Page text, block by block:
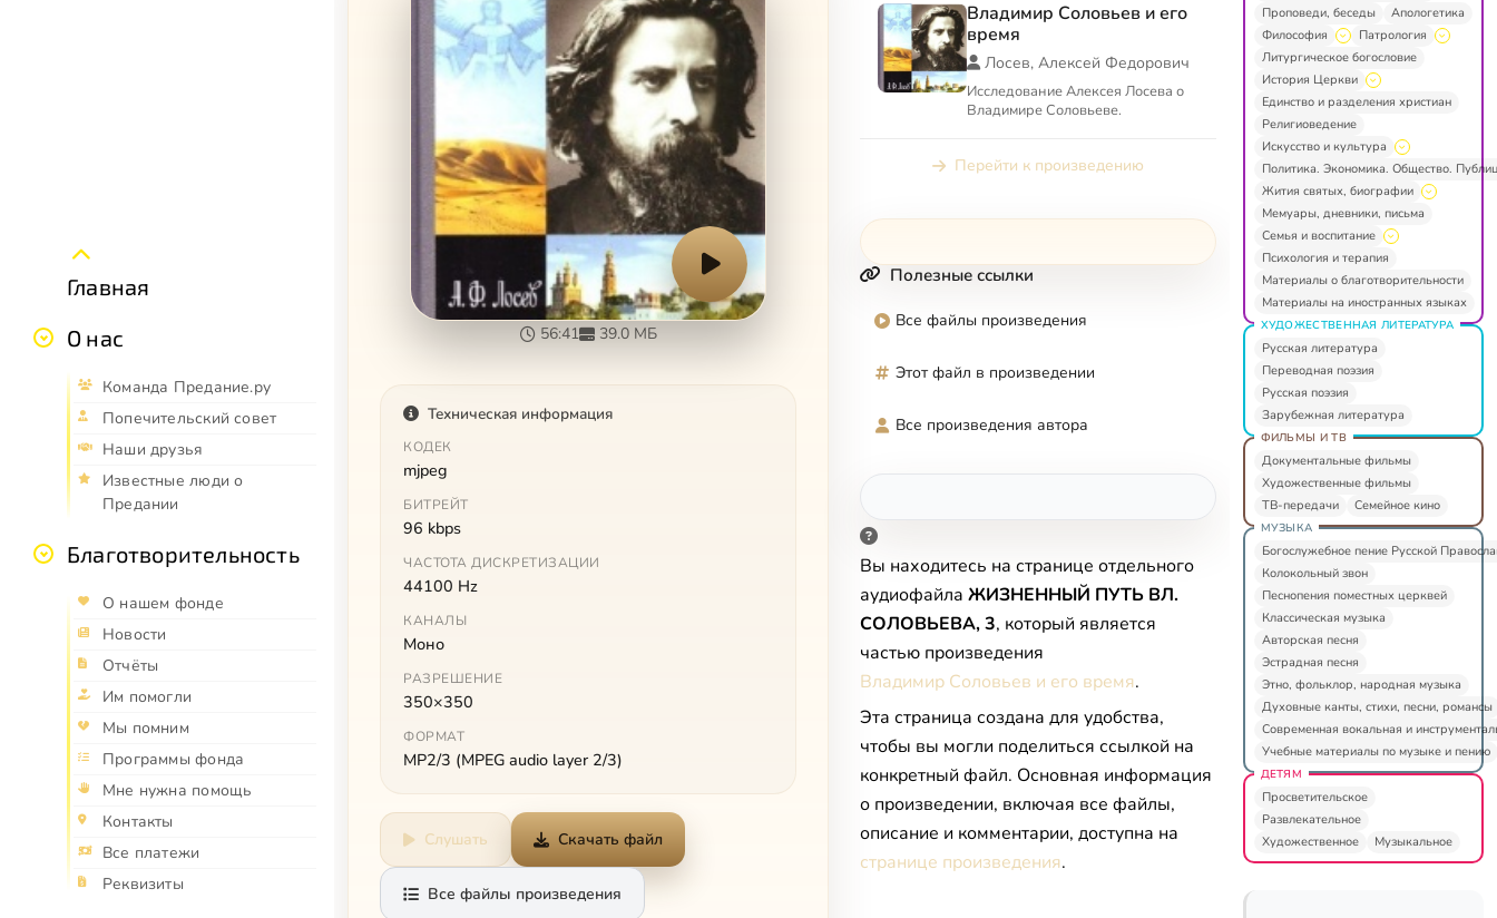
Главная
О нас
Команда Предание.ру
Попечительский совет
Наши друзья
Известные люди о
Предании
Благотворительность
О нашем фонде
Новости
Отчёты
Им помогли
Мы помним
Программы фонда
Мне нужна помощь
Контакты
Все платежи
Реквизиты
56:41 39.0 МБ
Техническая информация
КОДЕК
mjpeg
БИТРЕЙТ
96 kbps
ЧАСТОТА ДИСКРЕТИЗАЦИИ
44100 Hz
КАНАЛЫ
Моно
РАЗРЕШЕНИЕ
350×350
ФОРМАТ
MP2/3 (MPEG audio layer 2/3)
Слушать Скачать файл
Все файлы произведения
Владимир Соловьев и его
время
Лосев, Алексей Федорович
Исследование Алексея Лосева о
Владимире Соловьеве.
Перейти к произведению
Полезные ссылки
Все файлы произведения
Этот файл в произведении
Все произведения автора
Вы находитесь на странице отдельного
аудиофайла ЖИЗНЕННЫЙ ПУТЬ ВЛ.
СОЛОВЬЕВА, 3, который является
частью произведения
Владимир Соловьев и его время.
Эта страница создана для удобства,
чтобы вы могли поделиться ссылкой на
конкретный файл. Основная информация
о произведении, включая все файлы,
описание и комментарии, доступна на
странице произведения.
Проповеди, беседы
Апологетика
Философия
Патрология
Литургическое богословие
История Церкви
Единство и разделения христиан
Религиоведение
Искусство и культура
Политика. Экономика. Общество.
Жития святых, биографии
Мемуары, дневники, письма
Семья и воспитание
Психология и терапия
Материалы о благотворительности
Материалы на иностранных языках
ХУДОЖЕСТВЕННАЯ ЛИТЕРАТУРА
Русская литература
Переводная поэзия
Русская поэзия
Зарубежная литература
ФИЛЬМЫ И ТВ
Документальные фильмы
Художественные фильмы
ТВ-передачи
Семейное кино
МУЗЫКА
Богослужебное пение Русской
Колокольный звон
Песнопения поместных церквей
Классическая музыка
Авторская песня
Эстрадная песня
Этно, фольклор, народная музыка
Духовные канты, стихи, песни, романсы
Современная вокальная и
Учебные материалы по музыке и пению
ДЕТЯМ
Просветительское
Развлекательное
Художественное
Музыкальное